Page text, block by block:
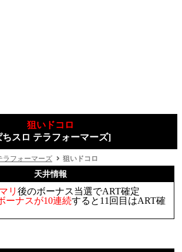
狙いドコロ
ちスロ テラフォーマーズ]
ラフォーマーズ 狙いドコロ
天井情報
リ 後のボーナス当選でART確定
ーナスが10連続すると11回目はART確